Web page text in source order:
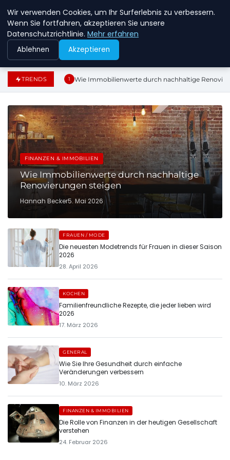
FIREWALLINFO
TRENDS 1 Wie Immobilienwerte durch nachhaltige
FINANZEN & IMMOBILIEN
Wie Immobilienwerte durch nachhaltige
Renovierungen steigen
Hannah Becker5. Mai 2026
FRAUEN / MODE
Die neuesten Modetrends für Frauen in dieser Saison
2026
28. April 2026
KOCHEN
Familienfreundliche Rezepte, die jeder lieben wird
2026
17. März 2026
GENERAL
Wie Sie Ihre Gesundheit durch einfache
Veränderungen verbessern
10. März 2026
FINANZEN & IMMOBILIEN
Die Rolle von Finanzen in der heutigen Gesellschaft
verstehen
24. Februar 2026
Wir verwenden Cookies, um Ihr Surferlebnis zu verbessern.
Wenn Sie fortfahren, akzeptieren Sie unsere
Datenschutzrichtlinie. Mehr erfahren
Ablehnen Akzeptieren